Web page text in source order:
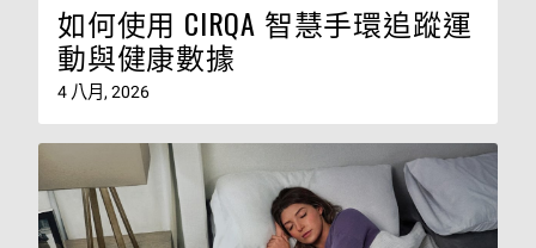
如何使用 CIRQA 智慧手環追蹤運
動與健康數據
4 八月, 2026